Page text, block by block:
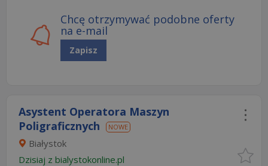
Chcę otrzymywać podobne oferty
na e-mail
Zapisz
Asystent Operatora Maszyn
Poligraficznych
NOWE
Białystok
Dzisiaj z bialystokonline.pl